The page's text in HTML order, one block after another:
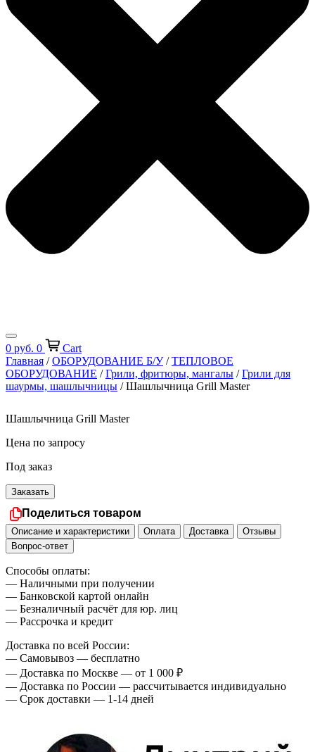
0 руб. 0
Cart
Главная /ОБОРУДОВАНИЕ Б/У/ТЕПЛОВОЕ
ОБОРУДОВАНИЕ /Грили, фритюры, мангалы /Грили для
шаурмы, шашлычницы / Шашлычница Grill Master
Шашлычница Grill Master
Цена по запросу
Под заказ
Заказать
Поделиться товаром
Описание и характеристики Оплата Доставка
Отзывы
Вопрос-ответ
Способы оплаты:
— Наличными при получении
— Банковской картой онлайн
— Безналичный расчёт для юр. лиц
— Рассрочка и кредит
Доставка по всей России:
— Самовывоз — бесплатно
— Доставка по Москве — от 1 000 ₽
— Доставка по России — рассчитывается индивидуально
— Срок доставки — 1-14 дней